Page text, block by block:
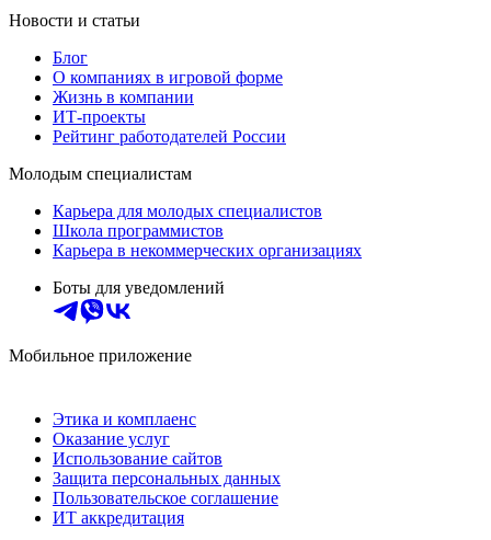
Новости и статьи
Блог
О компаниях в игровой форме
Жизнь в компании
ИТ-проекты
Рейтинг работодателей России
Молодым специалистам
Карьера для молодых специалистов
Школа программистов
Карьера в некоммерческих организациях
Боты для уведомлений
Мобильное приложение
Этика и комплаенс
Оказание услуг
Использование сайтов
Защита персональных данных
Пользовательское соглашение
ИТ аккредитация